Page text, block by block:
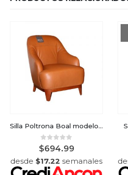
Silla Poltrona Boal modelo Car
0 out of 5
$694.99
desde $17.22 semanales